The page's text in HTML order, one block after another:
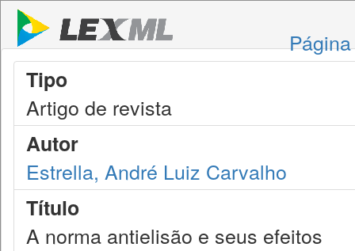
Tipo
Artigo de revista
Autor
Estrella, André Luiz Carvalho
Título
A norma antielisão e seus efeitos